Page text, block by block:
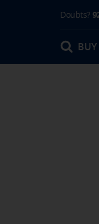
Doubts?
BUY